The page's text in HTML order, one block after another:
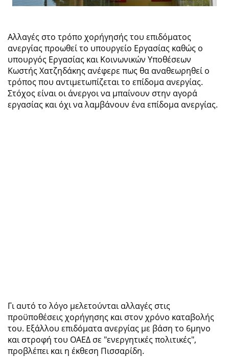
Αλλαγές στο τρόπο χορήγησής του επιδόματος
ανεργίας προωθεί το υπουργείο Εργασίας καθώς ο
υπουργός Εργασίας και Κοινωνικών Υποθέσεων
Κωστής Χατζηδάκης ανέφερε πως θα αναθεωρηθεί ο
τρόπος που αντιμετωπίζεται το επίδομα ανεργίας.
Στόχος είναι οι άνεργοι να μπαίνουν στην αγορά
εργασίας και όχι να λαμβάνουν ένα επίδομα ανεργίας.
Γι αυτό το λόγο μελετούνται αλλαγές στις
προϋποθέσεις χορήγησης και στον χρόνο καταβολής
του. Εξάλλου επιδόματα ανεργίας με βάση το 6μηνο
και στροφή του ΟΑΕΔ σε "ενεργητικές πολιτικές",
προβλέπει και η έκθεση Πισσαρίδη.